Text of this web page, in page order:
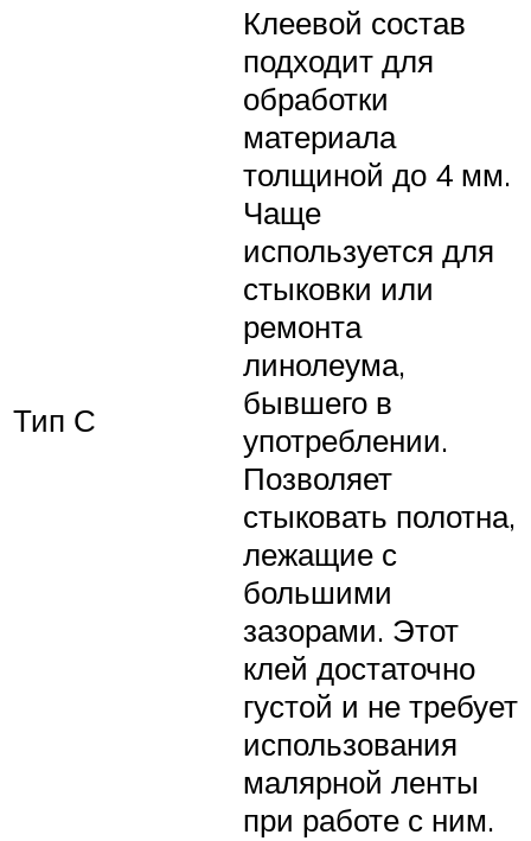
Тип С
Клеевой состав
подходит для
обработки
материала
толщиной до 4 мм.
Чаще
используется для
стыковки или
ремонта
линолеума,
бывшего в
употреблении.
Позволяет
стыковать полотна,
лежащие с
большими
зазорами. Этот
клей достаточно
густой и не требует
использования
малярной ленты
при работе с ним.